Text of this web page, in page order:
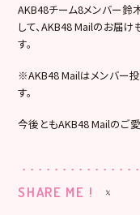
AKB48チーム8メンバー
して、AKB48 Mailのお届
す。
※AKB48 Mailはメンバー
す。
今後ともAKB48 Mailのご
SHARE ME !